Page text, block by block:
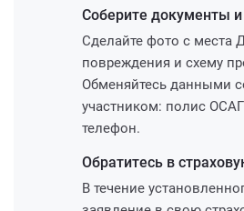
Соберите документы
Сделайте фото с места
повреждения и схему
Обменяйтесь данными
участником: полис
телефон.
Обратитесь в
В течение